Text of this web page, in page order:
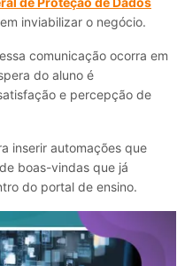
inviabilizar o negócio.
comunicação ocorra em
do aluno é
e percepção de
inserir automações que
boas-vindas que já
do portal de ensino.